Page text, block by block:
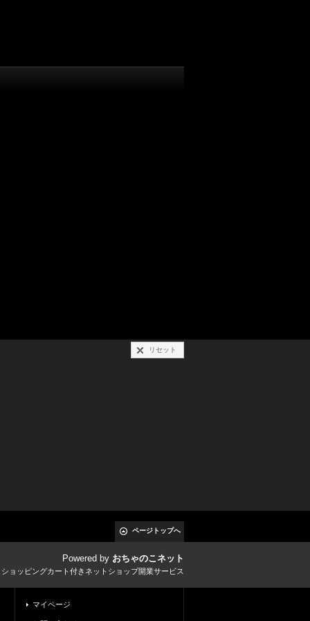
リセット
ページトップへ
Powered by おちゃのこネット
ョッピングカート付きネットショップ開業サービス
マイページ